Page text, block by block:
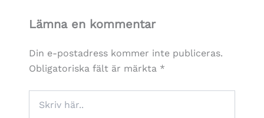
Lämna en kommentar
Din e-postadress kommer inte publiceras.
Obligatoriska fält är märkta *
här..